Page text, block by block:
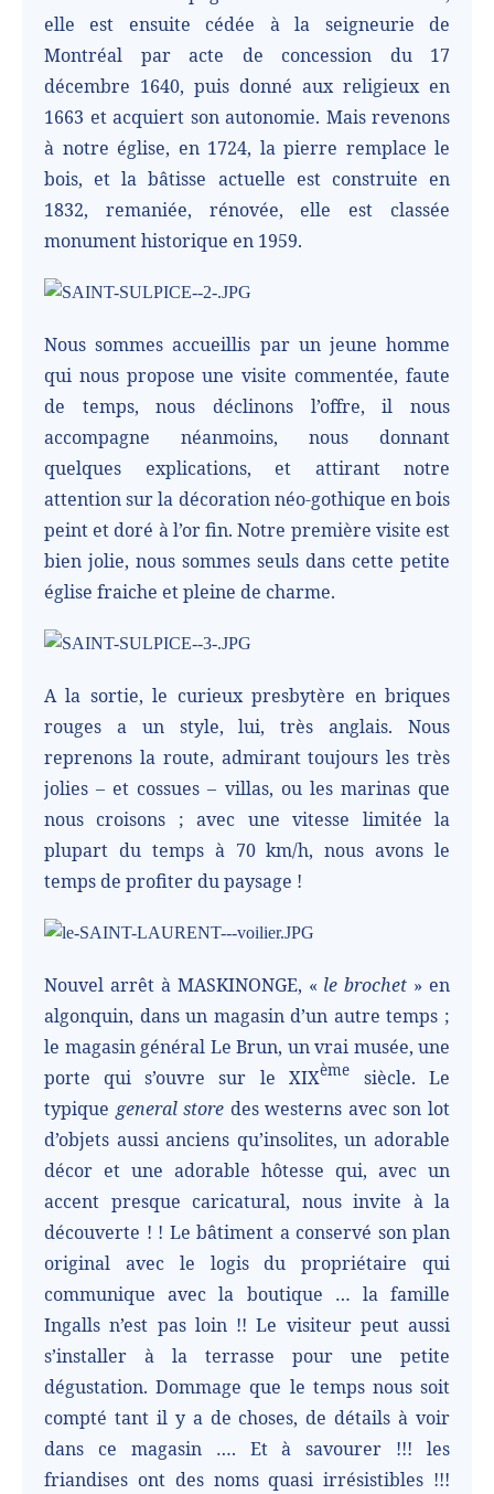
elle est ensuite cédée à la seigneurie de
Montréal par acte de concession du 17
décembre 1640, puis donné aux religieux en
1663 et acquiert son autonomie. Mais revenons
à notre église, en 1724, la pierre remplace le
bois, et la bâtisse actuelle est construite en
1832, remaniée, rénovée, elle est classée
monument historique en 1959.
Nous sommes accueillis par un jeune homme
qui nous propose une visite commentée, faute
de temps, nous déclinons l’offre, il nous
accompagne néanmoins, nous donnant
quelques explications, et attirant notre
attention sur la décoration néo-gothique en bois
peint et doré à l’or fin. Notre première visite est
bien jolie, nous sommes seuls dans cette petite
église fraiche et pleine de charme.
A la sortie, le curieux presbytère en briques
rouges a un style, lui, très anglais. Nous
reprenons la route, admirant toujours les très
jolies – et cossues – villas, ou les marinas que
nous croisons ; avec une vitesse limitée la
plupart du temps à 70 km/h, nous avons le
temps de profiter du paysage !
Nouvel arrêt à MASKINONGE, « le brochet » en
algonquin, dans un magasin d’un autre temps ;
le magasin général Le Brun, un vrai musée, une
porte qui s’ouvre sur le XIXème
siècle. Le
typique general store des westerns avec son lot
d’objets aussi anciens qu’insolites, un adorable
décor et une adorable hôtesse qui, avec un
accent presque caricatural, nous invite à la
découverte ! ! Le bâtiment a conservé son plan
original avec le logis du propriétaire qui
communique avec la boutique … la famille
Ingalls n’est pas loin !! Le visiteur peut aussi
s’installer à la terrasse pour une petite
dégustation. Dommage que le temps nous soit
compté tant il y a de choses, de détails à voir
dans ce magasin …. Et à savourer !!! les
friandises ont des noms quasi irrésistibles !!!